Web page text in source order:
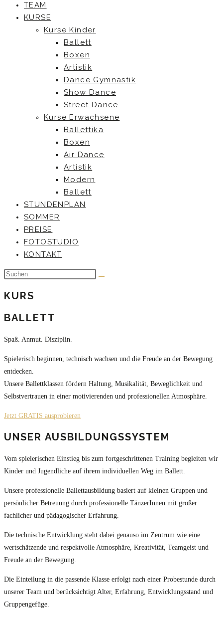
TEAM
KURSE
Kurse Kinder
Ballett
Boxen
Artistik
Dance Gymnastik
Show Dance
Street Dance
Kurse Erwachsene
Ballettika
Boxen
Air Dance
Artistik
Modern
Ballett
STUNDENPLAN
SOMMER
PREISE
FOTOSTUDIO
KONTAKT
KURS
BALLETT
Spaß. Anmut. Disziplin.
Spielerisch beginnen, technisch wachsen und die Freude an der Bewegung
entdecken.
Unsere Ballettklassen fördern Haltung, Musikalität, Beweglichkeit und
Selbstvertrauen in einer motivierenden und professionellen Atmosphäre.
Jetzt GRATIS ausprobieren
UNSER AUSBILDUNGSSYSTEM
Vom spielerischen Einstieg bis zum fortgeschrittenen Training begleiten wir
Kinder und Jugendliche auf ihrem individuellen Weg im Ballett.
Unsere professionelle Ballettausbildung basiert auf kleinen Gruppen und
persönlicher Betreuung durch professionelle TänzerInnen mit großer
fachlicher und pädagogischer Erfahrung.
Die technische Entwicklung steht dabei genauso im Zentrum wie eine
wertschätzende und respektvolle Atmosphäre, Kreativität, Teamgeist und
Freude an der Bewegung.
Die Einteilung in die passende Klasse erfolgt nach einer Probestunde durch
unserer Team und berücksichtigt Alter, Erfahrung, Entwicklungsstand und
Gruppengefüge.